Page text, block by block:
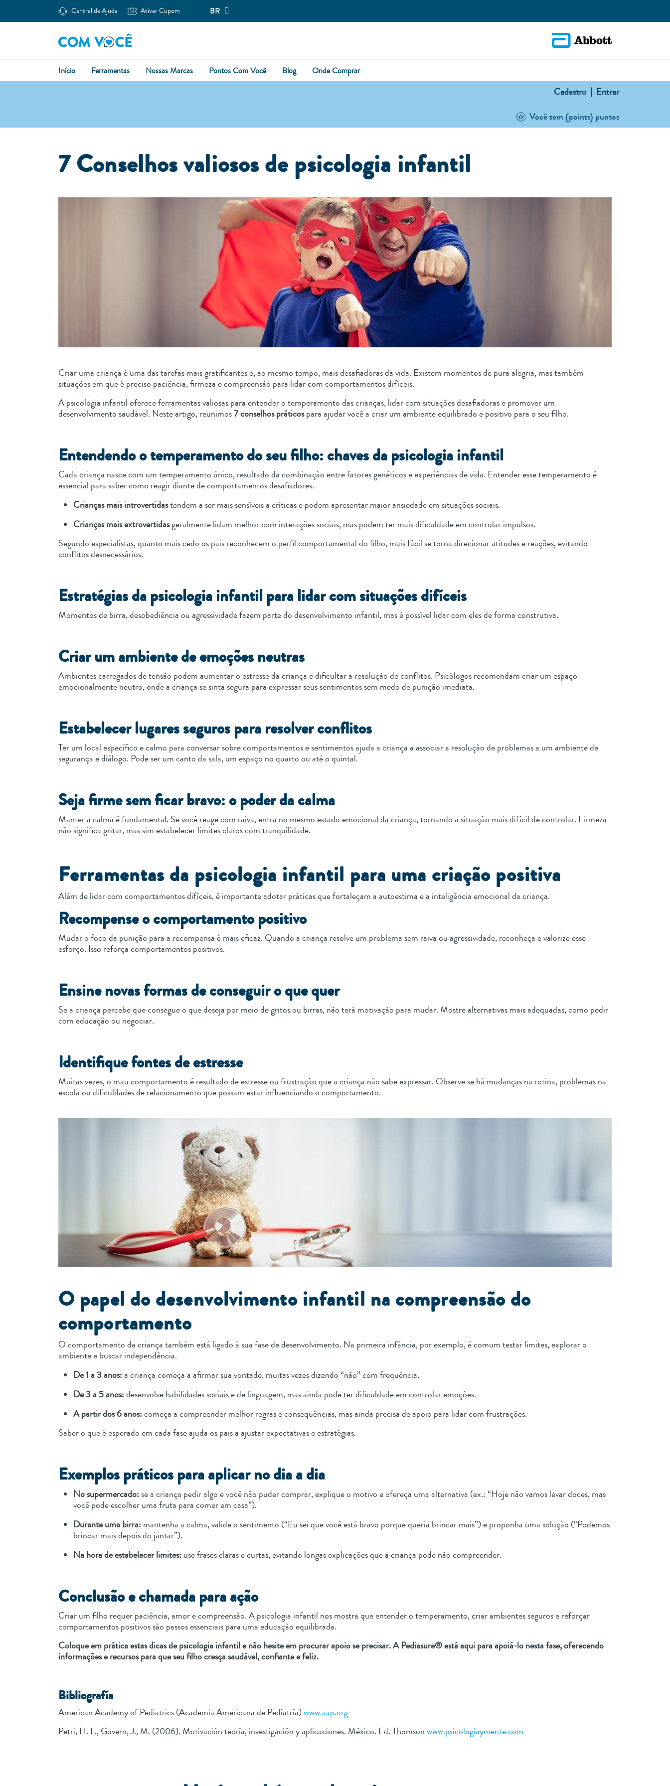
Central de Ajuda Ativar Cupom BR
Início Ferramentas Nossas Marcas Pontos Com Você Blog Onde Comprar
Cadastro | Entrar
Você tem {points} puntos
7 Conselhos valiosos de psicologia infantil
Criar uma criança é uma das tarefas mais gratificantes e, ao mesmo tempo, mais desafiadoras da vida. Existem momentos de pura alegria, mas também
situações em que é preciso paciência, firmeza e compreensão para lidar com comportamentos difíceis.
A psicologia infantil oferece ferramentas valiosas para entender o temperamento das crianças, lidar com situações desafiadoras e promover um
desenvolvimento saudável. Neste artigo, reunimos7 conselhos práticospara ajudar você a criar um ambiente equilibrado e positivo para o seu filho.
Entendendo o temperamento do seu filho: chaves da psicologia infantil
Cada criança nasce com um temperamento único, resultado da combinação entre fatores genéticos e experiências de vida. Entender esse temperamento é
essencial para saber como reagir diante de comportamentos desafiadores.
Crianças mais introvertidastendem a ser mais sensíveis a críticas e podem apresentar maior ansiedade em situações sociais.
Crianças mais extrovertidasgeralmente lidam melhor com interações sociais, mas podem ter mais dificuldade em controlar impulsos.
Segundo especialistas, quanto mais cedo os pais reconhecem o perfil comportamental do filho, mais fácil se torna direcionar atitudes e reações, evitando
conflitos desnecessários.
Estratégias da psicologia infantil para lidar com situações difíceis
Momentos de birra, desobediência ou agressividade fazem parte do desenvolvimento infantil, mas é possível lidar com eles de forma construtiva.
Criar um ambiente de emoções neutras
Ambientes carregados de tensão podem aumentar o estresse da criança e dificultar a resolução de conflitos. Psicólogos recomendam criar um espaço
emocionalmente neutro, onde a criança se sinta segura para expressar seus sentimentos sem medo de punição imediata.
Estabelecer lugares seguros para resolver conflitos
Ter um local específico e calmo para conversar sobre comportamentos e sentimentos ajuda a criança a associar a resolução de problemas a um ambiente de
segurança e diálogo. Pode ser um canto da sala, um espaço no quarto ou até o quintal.
Seja firme sem ficar bravo: o poder da calma
Manter a calma é fundamental. Se você reage com raiva, entra no mesmo estado emocional da criança, tornando a situação mais difícil de controlar. Firmeza
não significa gritar, mas sim estabelecer limites claros com tranquilidade.
Ferramentas da psicologia infantil para uma criação positiva
Além de lidar com comportamentos difíceis, é importante adotar práticas que fortaleçam a autoestima e a inteligência emocional da criança.
Recompense o comportamento positivo
Mudar o foco da punição para a recompensa é mais eficaz. Quando a criança resolve um problema sem raiva ou agressividade, reconheça e valorize esse
esforço. Isso reforça comportamentos positivos.
Ensine novas formas de conseguir o que quer
Se a criança percebe que consegue o que deseja por meio de gritos ou birras, não terá motivação para mudar. Mostre alternativas mais adequadas, como pedir
com educação ou negociar.
Identifique fontes de estresse
Muitas vezes, o mau comportamento é resultado de estresse ou frustração que a criança não sabe expressar. Observe se há mudanças na rotina, problemas na
escola ou dificuldades de relacionamento que possam estar influenciando o comportamento.
O papel do desenvolvimento infantil na compreensão do
comportamento
O comportamento da criança também está ligado à sua fase de desenvolvimento. Na primeira infância, por exemplo, é comum testar limites, explorar o
ambiente e buscar independência.
De 1 a 3 anos:a criança começa a afirmar sua vontade, muitas vezes dizendo “não” com frequência.
De 3 a 5 anos:desenvolve habilidades sociais e de linguagem, mas ainda pode ter dificuldade em controlar emoções.
A partir dos 6 anos:começa a compreender melhor regras e consequências, mas ainda precisa de apoio para lidar com frustrações.
Saber o que é esperado em cada fase ajuda os pais a ajustar expectativas e estratégias.
Exemplos práticos para aplicar no dia a dia
No supermercado:se a criança pedir algo e você não puder comprar, explique o motivo e ofereça uma alternativa (ex.: “Hoje não vamos levar doces, mas
você pode escolher uma fruta para comer em casa”).
Durante uma birra: mantenha a calma, valide o sentimento (“Eu sei que você está bravo porque queria brincar mais”) e proponha uma solução (“Podemos
brincar mais depois do jantar”).
Na hora de estabelecer limites: use frases claras e curtas, evitando longas explicações que a criança pode não compreender.
Conclusão e chamada para ação
Criar um filho requer paciência, amor e compreensão. A psicologia infantil nos mostra que entender o temperamento, criar ambientes seguros e reforçar
comportamentos positivos são passos essenciais para uma educação equilibrada.
Coloque em prática estas dicas de psicologia infantil e não hesite em procurar apoio se precisar. A Pediasure® está aqui para apoiá-lo nesta fase, oferecendo
informações e recursos para que seu filho cresça saudável, confiante e feliz.
Bibliografía
American Academy of Pediatrics (Academia Americana de Pediatría)www.aap.org
Petri, H. L., Govern, J., M. (2006). Motivación teoría, investigación y aplicaciones. México. Ed. Thomsonwww.psicologíaymente.com